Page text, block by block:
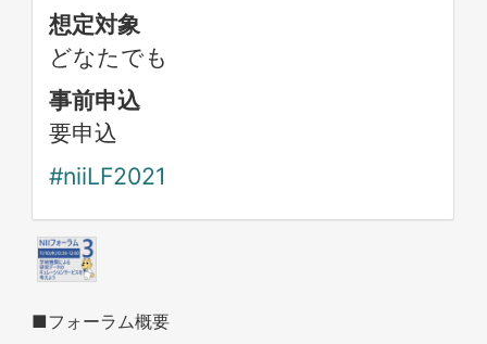
想定対象
どなたでも
事前申込
要申込
#niiLF2021
■フォーラム概要